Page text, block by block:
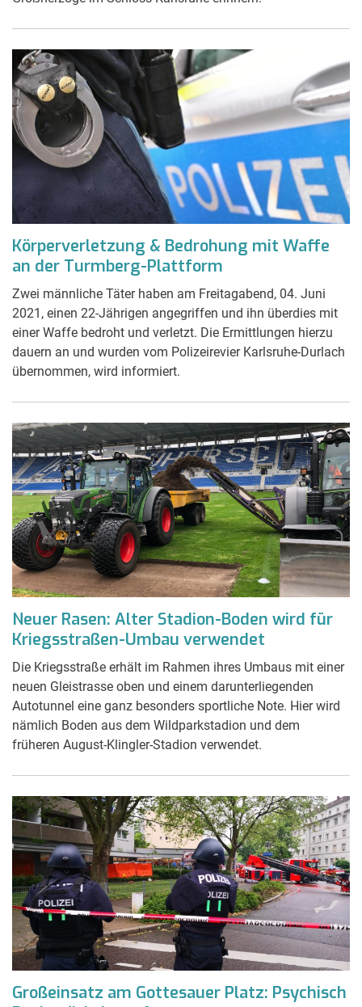
Körperverletzung & Bedrohung mit Waffe
an der Turmberg-Plattform
Zwei männliche Täter haben am Freitagabend, 04. Juni
2021, einen 22-Jährigen angegriffen und ihn überdies mit
einer Waffe bedroht und verletzt. Die Ermittlungen hierzu
dauern an und wurden vom Polizeirevier Karlsruhe-Durlach
übernommen, wird informiert.
Neuer Rasen: Alter Stadion-Boden wird für
Kriegsstraßen-Umbau verwendet
Die Kriegsstraße erhält im Rahmen ihres Umbaus mit einer
neuen Gleistrasse oben und einem darunterliegenden
Autotunnel eine ganz besonders sportliche Note. Hier wird
nämlich Boden aus dem Wildparkstadion und dem
früheren August-Klingler-Stadion verwendet.
Großeinsatz am Gottesauer Platz: Psychisch